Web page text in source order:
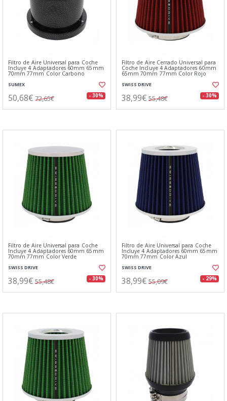
Filtro de Aire Universal para Coche
Incluye 4 Adaptadores 60mm 65mm
70mm 77mm Color Carbono
SUMEX
50,68€ 72,65€ - 30%
Filtro de Aire Cerrado Universal para
Coche Incluye 4 Adaptadores 60mm
65mm 70mm 77mm Color Rojo
SWISS DRIVE
38,99€ 55,48€ - 30%
Filtro de Aire Universal para Coche
Incluye 4 Adaptadores 60mm 65mm
70mm 77mm Color Verde
SWISS DRIVE
38,99€ 55,48€ - 30%
Filtro de Aire Universal para Coche
Incluye 4 Adaptadores 60mm 65mm
70mm 77mm Color Azul
SWISS DRIVE
38,99€ 55,09€ - 29%